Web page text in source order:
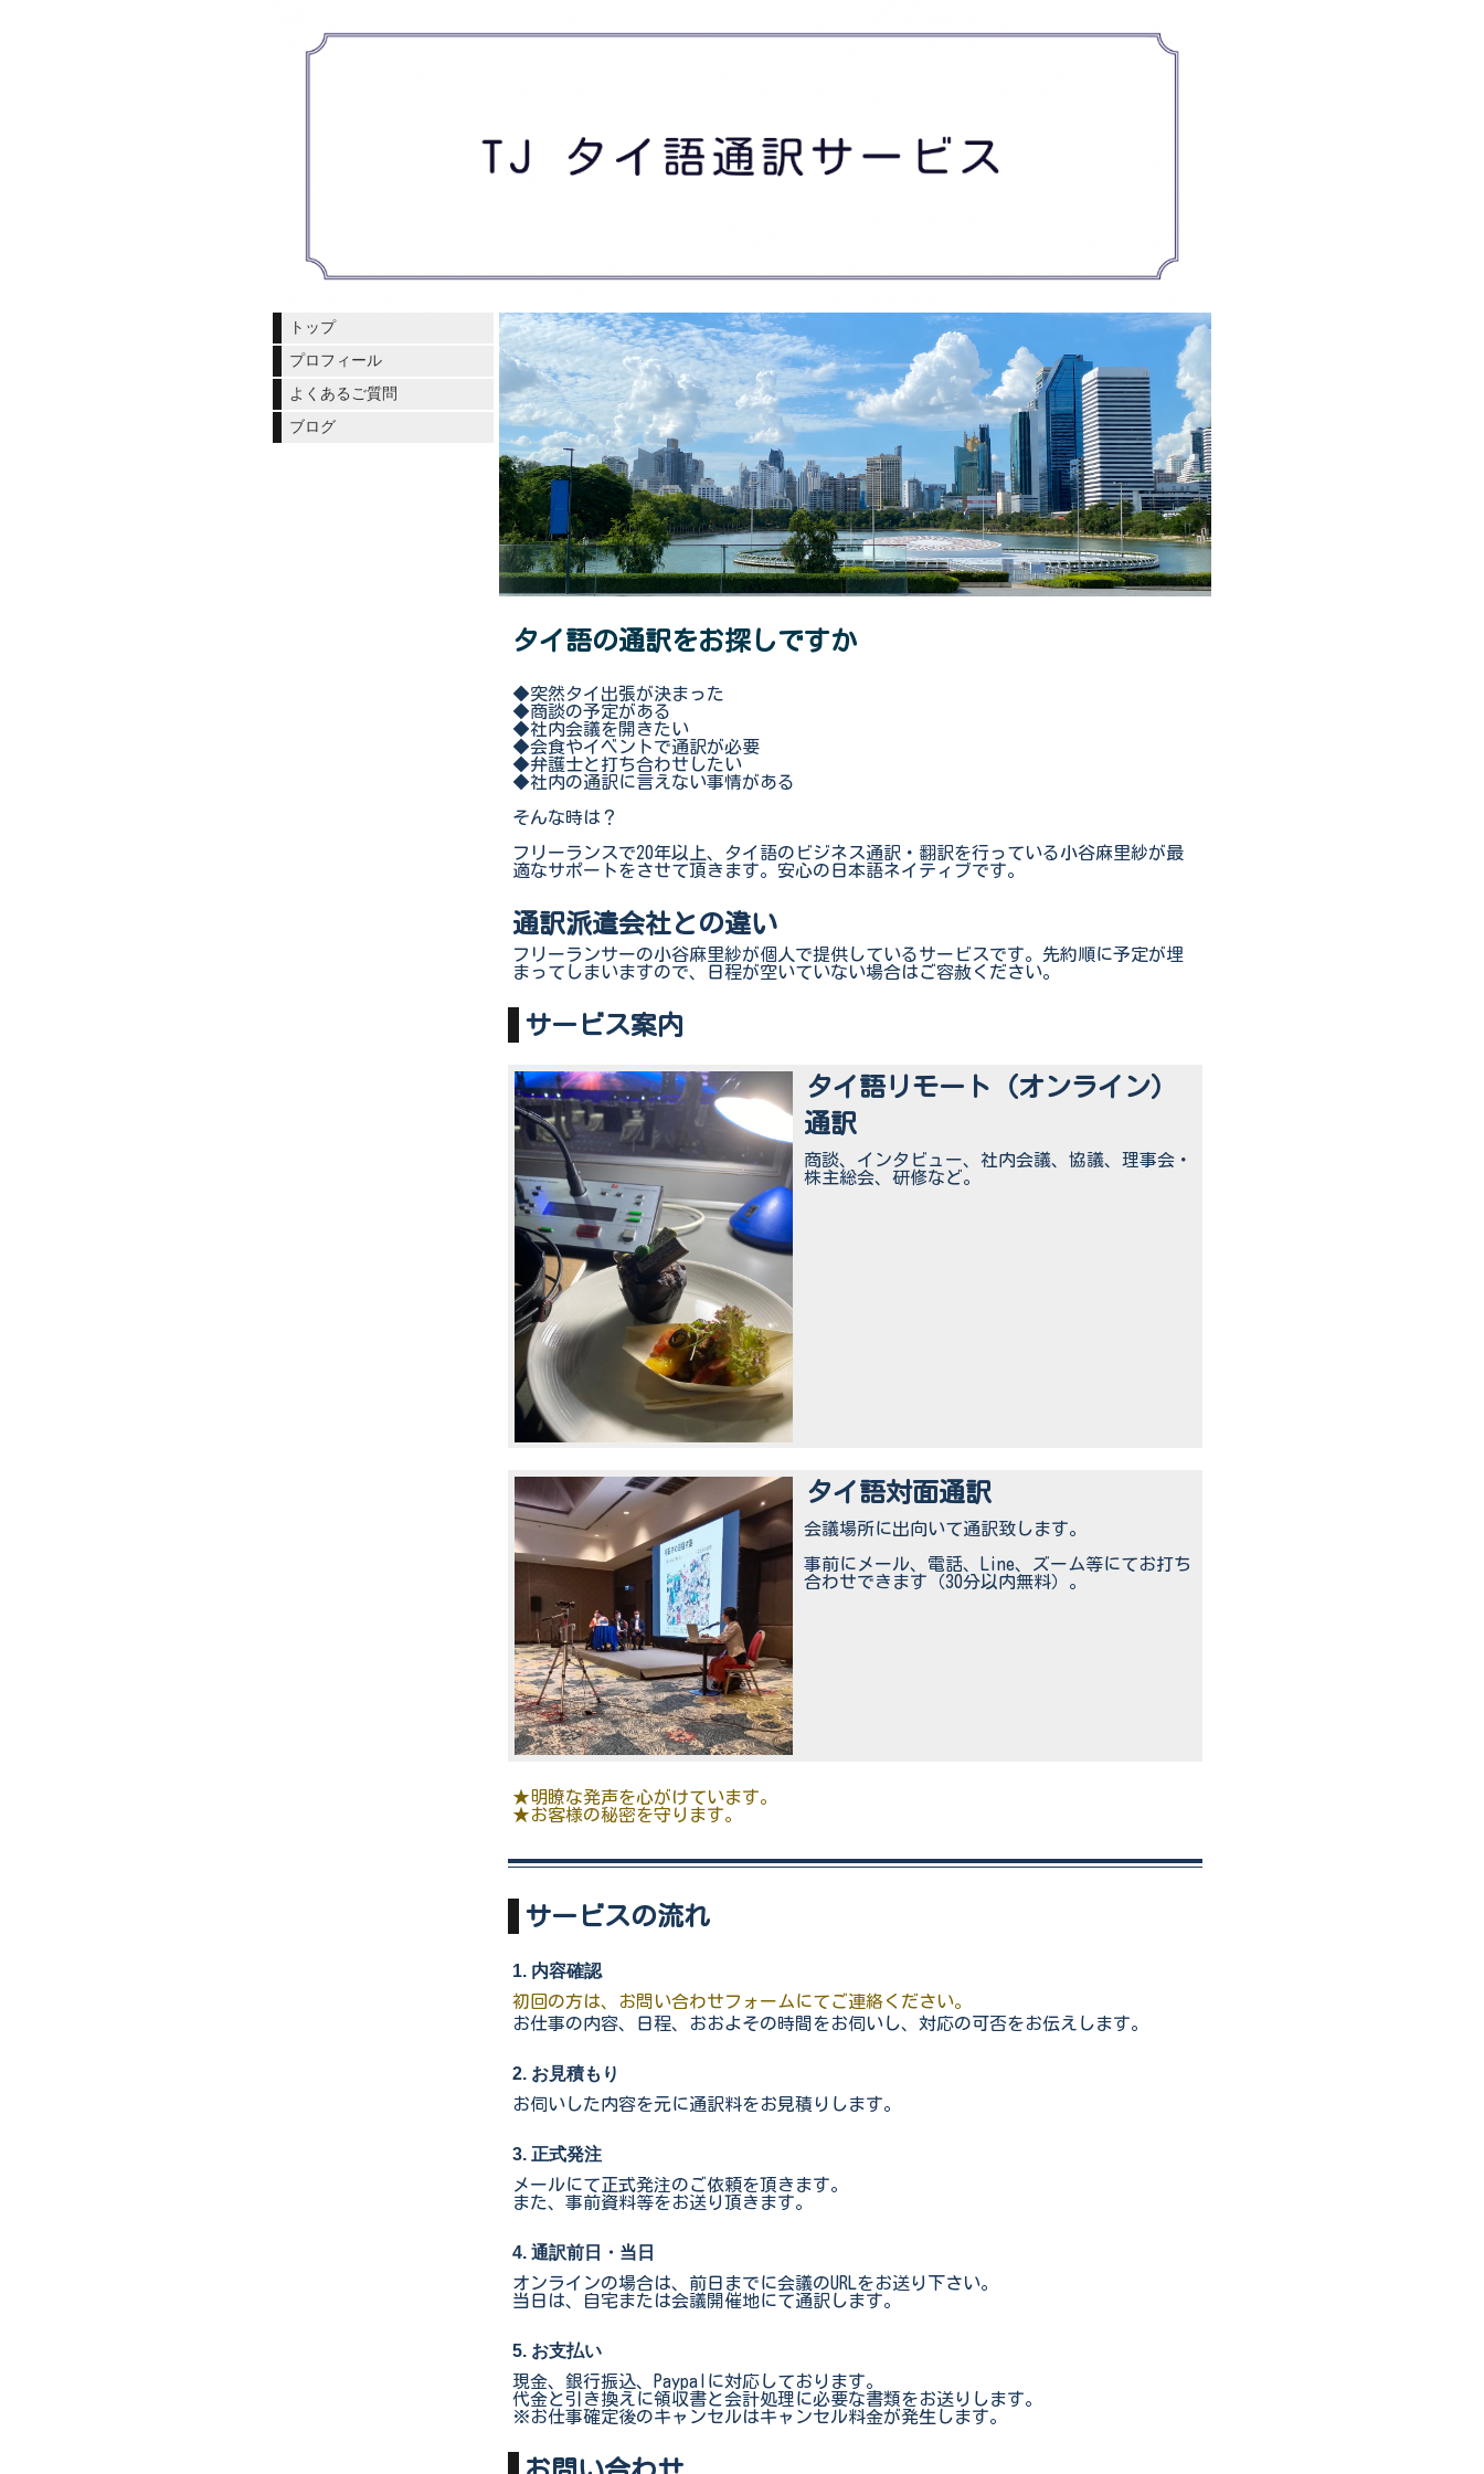
タイ語の通訳をお探しですか
◆突然タイ出張が決まった
◆商談の予定がある
◆社内会議を開きたい
◆会食やイベントで通訳が必要
◆弁護士と打ち合わせしたい
◆社内の通訳に言えない事情がある
そんな時は？
フリーランスで20年以上、タイ語のビジネス通訳・翻訳を行っている小谷麻里紗が最
適なサポートをさせて頂きます。安心の日本語ネイティブです。
通訳派遣会社との違い
フリーランサーの小谷麻里紗が個人で提供しているサービスです。先約順に予定が埋
まってしまいますので、日程が空いていない場合はご容赦ください。
サービス案内
タイ語リモート（オンライン）
通訳
商談、インタビュー、社内会議、協議、理事会・
株主総会、研修など。
タイ語対面通訳
会議場所に出向いて通訳致します。
事前にメール、電話、Line、ズーム等にてお打ち
合わせできます（30分以内無料）。
★明瞭な発声を心がけています。
★お客様の秘密を守ります。
サービスの流れ
1. 内容確認
初回の方は、お問い合わせフォームにてご連絡ください。
お仕事の内容、日程、おおよその時間をお伺いし、対応の可否をお伝えします。
2. お見積もり
お伺いした内容を元に通訳料をお見積りします。
3. 正式発注
メールにて正式発注のご依頼を頂きます。
また、事前資料等をお送り頂きます。
4. 通訳前日・当日
オンラインの場合は、前日までに会議のURLをお送り下さい。
当日は、自宅または会議開催地にて通訳します。
5. お支払い
現金、銀行振込、Paypalに対応しております。
代金と引き換えに領収書と会計処理に必要な書類をお送りします。
※お仕事確定後のキャンセルはキャンセル料金が発生します。
トップ
プロフィール
よくあるご質問
ブログ